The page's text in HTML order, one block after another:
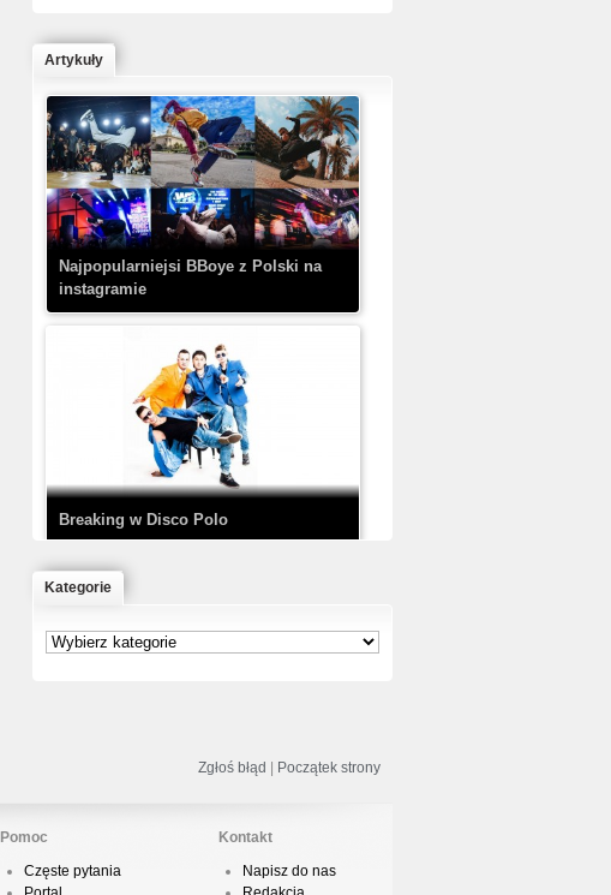
Kaczorex w najnowszym klipie: HRYPA
– Kobieta z walizką
TEDE & SIR MICH - KICKDOWN /
DISCO NOIR
Prod. Chubeats, Scratch:…
KrisBo - Cienie
Artykuły
Najpopularniejsi BBoye z Polski na
instagramie
Breaking w Disco Polo
Kategorie
Zgłoś błąd | Początek strony
Pomoc
Częste pytania
Kontakt
Napisz do nas